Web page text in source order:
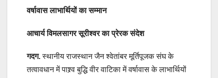
वर्षावास लाभार्थियों का सम्मान
आचार्य विमलसागर सूरीश्वर का प्रेरक संदेश
गदग.स्थानीय राजस्थान जैन श्वेतांबर मूर्तिपूजक संघ के
तत्वावधान में पाश्र्व बुद्धि वीर वाटिका में वर्षावास के लाभार्थियों